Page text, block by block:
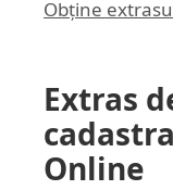
Obține
Extras
Online